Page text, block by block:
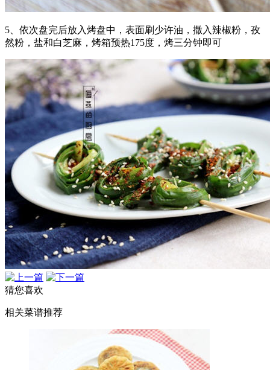
5、依次盘完后放入烤盘中，表面刷少许油，撒入辣椒粉，孜
然粉，盐和白芝麻，烤箱预热175度，烤三分钟即可
猜您喜欢
相关菜谱推荐